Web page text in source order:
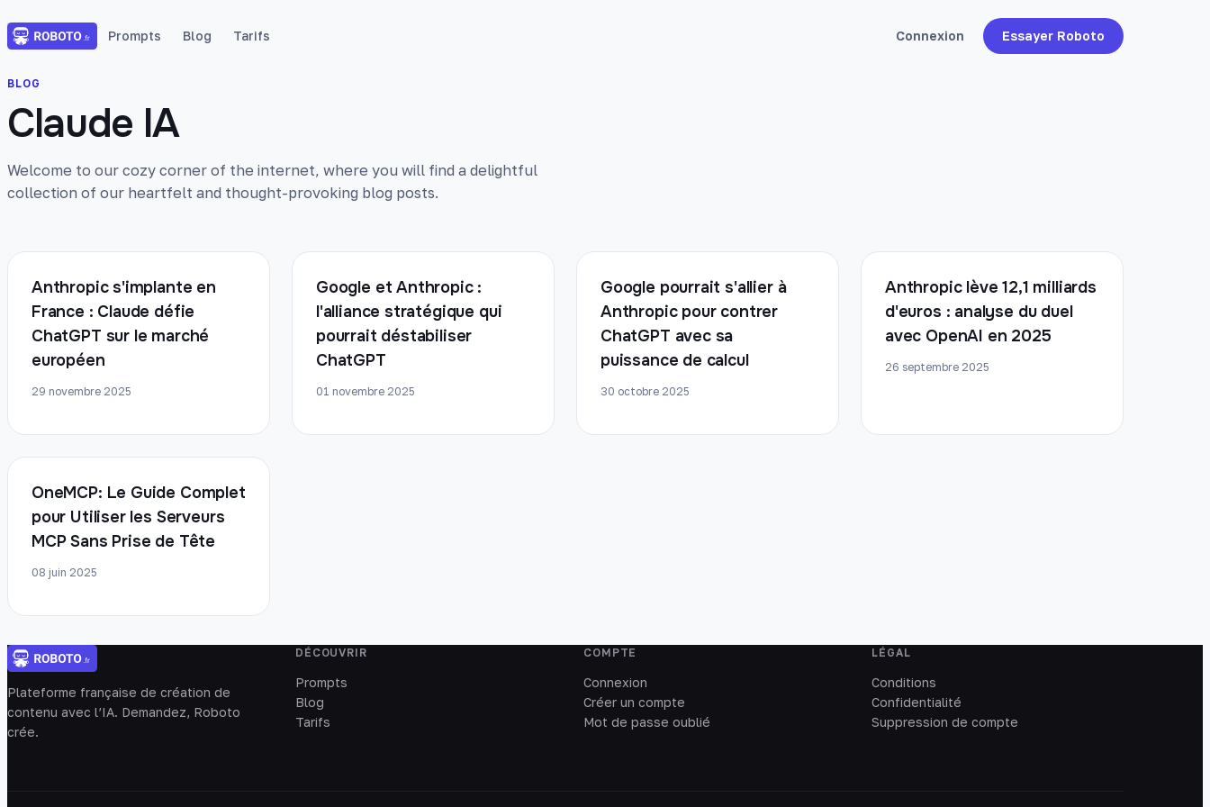
Prompts Blog Tarifs Connexion Essayer Roboto
BLOG
Claude IA
Welcome to our cozy corner of the internet, where you will find a delightful
collection of our heartfelt and thought-provoking blog posts.
Anthropic s'implante en
France : Claude défie
ChatGPT sur le marché
européen
29 novembre 2025
Google et Anthropic :
l'alliance stratégique qui
pourrait déstabiliser
ChatGPT
01 novembre 2025
Google pourrait s'allier à
Anthropic pour contrer
ChatGPT avec sa
puissance de calcul
30 octobre 2025
Anthropic lève 12,1 milliards
d'euros : analyse du duel
avec OpenAI en 2025
26 septembre 2025
OneMCP: Le Guide Complet
pour Utiliser les Serveurs
MCP Sans Prise de Tête
08 juin 2025
Plateforme française de création de
contenu avec l’IA. Demandez, Roboto
crée.
DÉCOUVRIR
Prompts
Blog
Tarifs
COMPTE
Connexion
Créer un compte
Mot de passe oublié
LÉGAL
Conditions
Confidentialité
Suppression de compte